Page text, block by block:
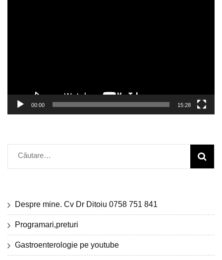
00:00 15:28
Caută
după:
Despre mine. Cv Dr Ditoiu 0758 751 841
Programari,preturi
Gastroenterologie pe youtube